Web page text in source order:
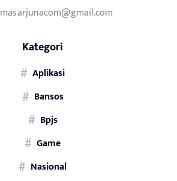
masarjunacom@gmail.com
Kategori
Aplikasi
Bansos
Bpjs
Game
Nasional